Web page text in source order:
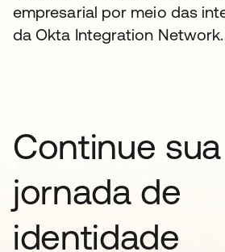
empresarial por meio das
da Okta Integration Network.
Continue sua
jornada de
identidade